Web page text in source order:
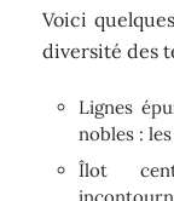
Voici
diversité des
Lignes
nobles :
Îlot